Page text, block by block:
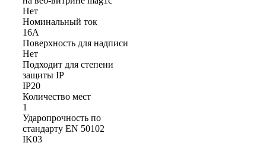
Нет
Номинальный ток
16А
Поверхность для надписи
Нет
Подходит для степени
защиты IP
IP20
Количество мест
1
Ударопрочность по
стандарту EN 50102
IK03